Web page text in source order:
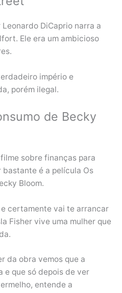
DiCaprio narra a
Ele era um ambicioso
império e
porém ilegal.
de Becky
sobre finanças para
é a película Os
Bloom.
certamente vai te arrancar
Fisher vive uma mulher que
da obra vemos que a
e que só depois de ver
entende a